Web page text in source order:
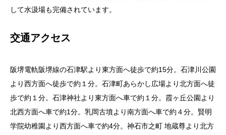
して水汲場も完備されています。
交通アクセス
阪堺電軌阪堺線の石津駅より東方面へ徒歩で約15分。石津川公園
より西方面へ徒歩で約１分。石津町あらかし広場より北方面へ徒
歩で約１分。石津神社より東方面へ車で約１分。霞ヶ丘公園より
北西方面へ車で約1分。乳岡古墳より南方面へ車で約４分。賢明
学院幼稚園より西方面へ車で約4分。神石市之町 地蔵尊より北方